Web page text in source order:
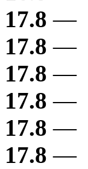
17.8 —
17.8 —
17.8 —
17.8 —
17.8 —
17.8 —